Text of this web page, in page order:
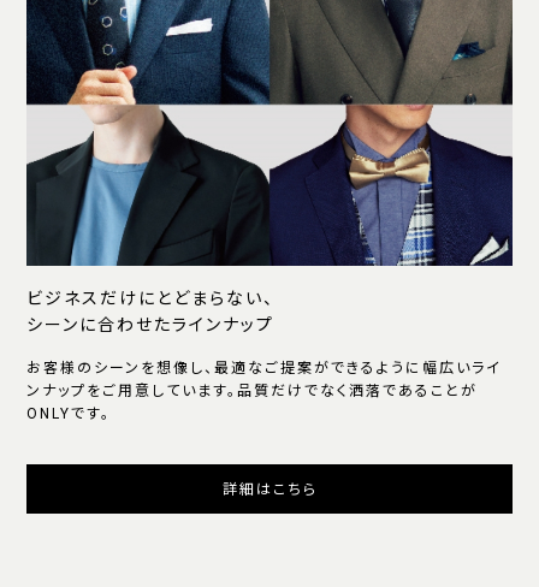
ビジネスだけにとどまらない、
シーンに合わせたラインナップ
お客様のシーンを想像し、最適なご提案ができるように幅広いライ
ンナップをご用意しています。品質だけでなく洒落であることが
ONLYです。
詳細はこちら